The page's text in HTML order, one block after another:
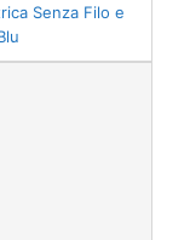
Senza Filo e